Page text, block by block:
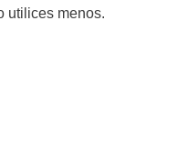
utilices menos.